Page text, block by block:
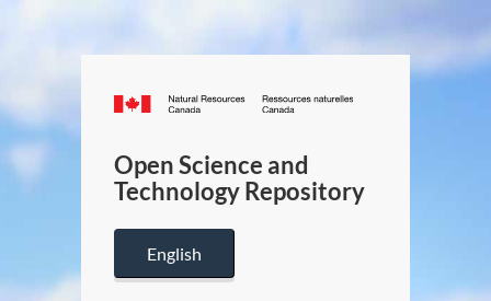
Canada.ca
/
Canada
Open Science and
Technology Repository
English